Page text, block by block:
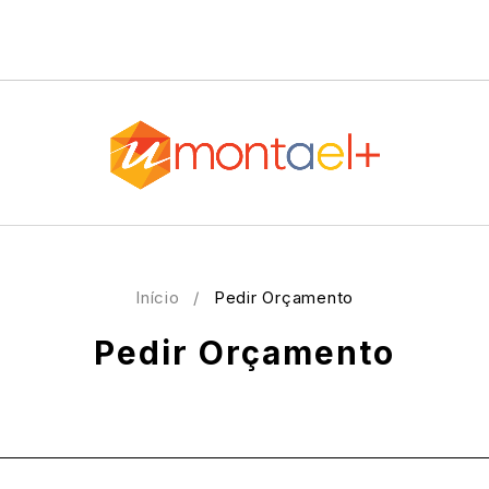
Pedir Orçamento
Início / Pedir Orçamento